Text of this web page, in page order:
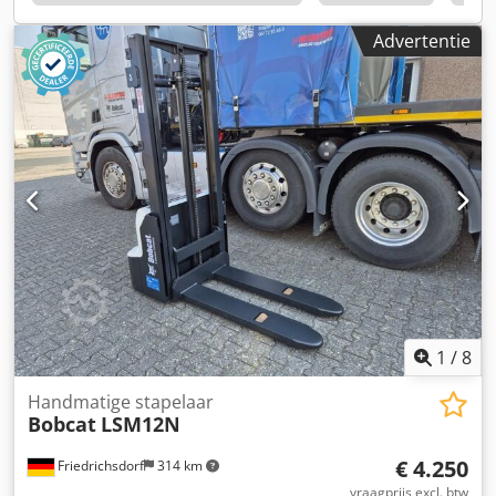
Polyurethaan Voorbanden Conditie: 80 - 100%
Achterbanden Type: Polyurethaan Achterbanden Conditie:
80 - 100% Accu Volt: 24V Accu Ah: 300Ah Accutype: PzS
Dcedpfxjwzpc De Agujk Bouwjaar accu: 2024 Conditie accu:
80 - 100% Volledige vrije slag, CE-certificaat, Aquamatica
voor de accucellen
Advertentie
1 /8
Friedrichsdorf 314 km
Handmatige stapelaar
Bobcat LSM12N
€ 4.250
vraagprijs excl. btw